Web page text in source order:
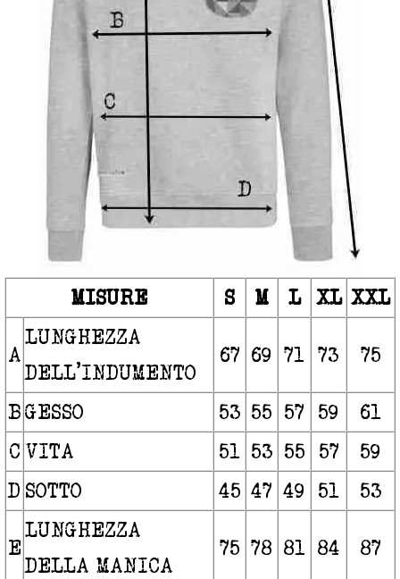
MISURE S M L XL XXL
A
LUNGHEZZA
DELL’INDUMENTO
67 69 71 73 75
BGESSO 53 55 57 59
61
C VITA 51 53 55 57
59
D SOTTO 45 47 49 51 53
E
LUNGHEZZA
DELLA MANICA
75 78 81 84 87